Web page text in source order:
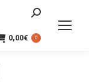
Search:
0,00€ 0